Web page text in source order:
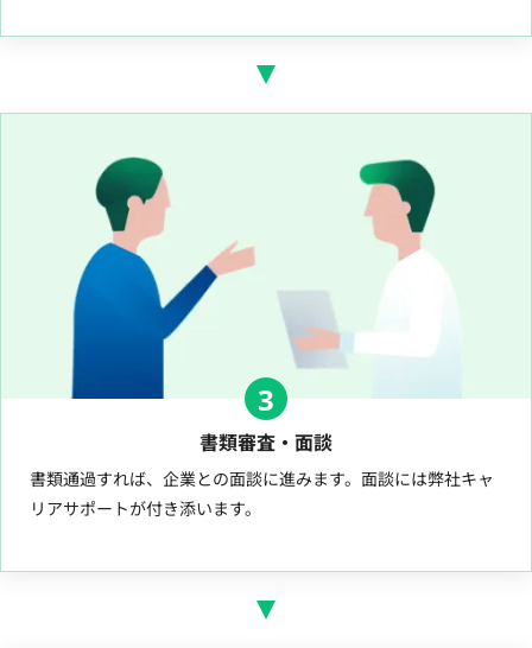
3
書類審査・面談
書類通過すれば、企業との面談に進みます。面談には弊社キャ
リアサポートが付き添います。